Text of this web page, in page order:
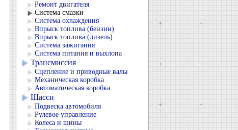
Ремонт двигателя
Система смазки
Система охлаждения
Впрыск топлива (бензин)
Впрыск топлива (дизель)
Система зажигания
Система питания и выхлопа
Трансмиссия
Сцепление и приводные валы
Механическая коробка
Автоматическая коробка
Шасси
Подвеска автомобиля
Рулевое управление
Колеса и шины